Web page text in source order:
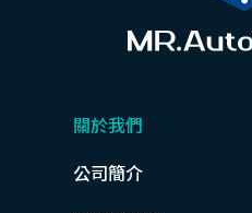
關於我們
公司簡介